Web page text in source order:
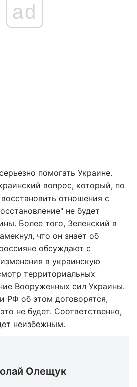
ad
помогать Украине.
вопрос, который, по
отношения с
не будет
Более того, Зеленский в
что он знает об
обсуждают с
в украинскую
территориальных
Вооруженных сил Украины.
об этом договорятся,
не будет. Соответственно,
неизбежным.
Олещук